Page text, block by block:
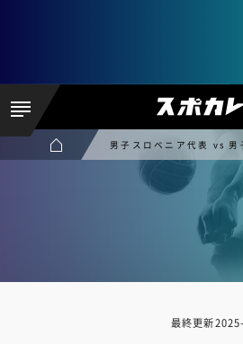
男子スロベニア代表 vs 男
最終更新